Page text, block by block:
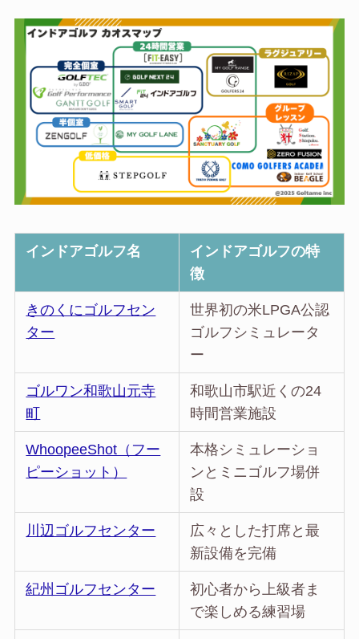
インドアゴルフ名
インドアゴルフの特
徴
きのくにゴルフセン
ター
世界初の米LPGA公認
ゴルフシミュレータ
ー
ゴルワン和歌山元寺
町
和歌山市駅近くの24
時間営業施設
WhoopeeShot（フー
ピーショット）
本格シミュレーショ
ンとミニゴルフ場併
設
川辺ゴルフセンター
広々とした打席と最
新設備を完備
紀州ゴルフセンター
初心者から上級者ま
で楽しめる練習場